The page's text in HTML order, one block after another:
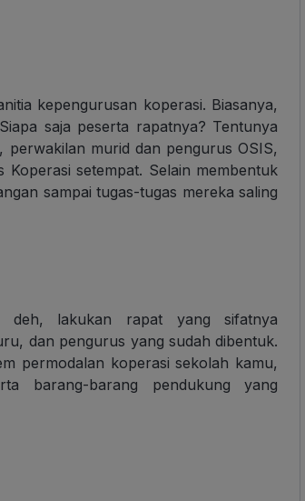
kepengurusan koperasi. Biasanya,
saja peserta rapatnya? Tentunya
murid dan pengurus OSIS,
setempat. Selain membentuk
sampai tugas-tugas mereka saling
deh, lakukan rapat yang sifatnya
dan pengurus yang sudah dibentuk.
permodalan koperasi sekolah kamu,
barang-barang pendukung yang